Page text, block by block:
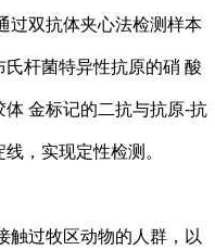
过双抗体夹心法检测样本
杆菌特异性抗原的硝 酸
金标记的二抗与抗原-抗
，实现定性检测。
触过牧区动物的人群，以